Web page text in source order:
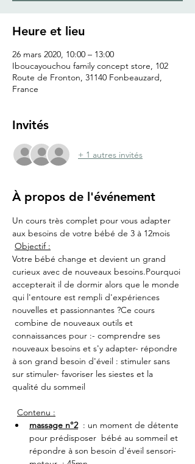
Heure et lieu
26 mars 2020, 10:00 – 13:00
Iboucayouchou family concept store, 102
Route de Fronton, 31140 Fonbeauzard,
France
Invités
+ 1 autres invités
À propos de l'événement
Un cours très complet pour vous adapter
aux besoins de votre bébé de 3 à 12mois
Objectif :
Votre bébé change et devient un grand
curieux avec de nouveaux besoins.Pourquoi
accepterait il de dormir alors que le monde
qui l'entoure est rempli d'expériences
nouvelles et passionnantes ?Ce cours
combine de nouveaux outils et
connaissances pour :- comprendre ses
nouveaux besoins et s'y adapter- répondre
à son grand besoin d'éveil : stimuler sans
sur stimuler- favoriser les siestes et la
qualité du sommeil
Contenu :
massage n°2 : un moment de détente
pour prédisposer  bébé au sommeil et
répondre à son besoin d'éveil sensori-